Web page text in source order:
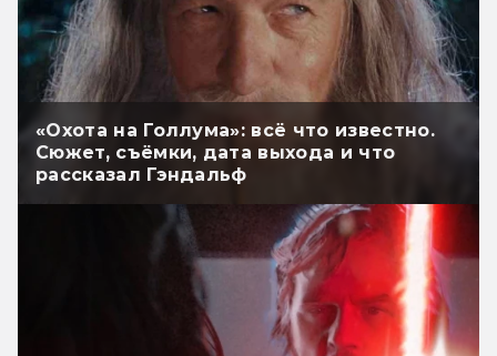
«Охота на Голлума»: всё что известно.
Сюжет, съёмки, дата выхода и что
рассказал Гэндальф